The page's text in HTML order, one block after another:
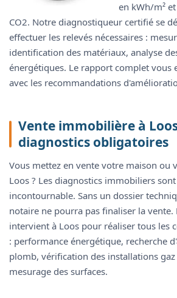
en kWh/m²
CO2. Notre diagnostiqueur certifié se
effectuer les relevés nécessaires :
identification des matériaux, analyse
énergétiques. Le rapport complet vous
avec les recommandations
Vente immobilière à
diagnostics obligatoires
Vous mettez en vente votre maison ou
Loos ? Les diagnostics immobiliers
incontournable. Sans un dossier
notaire ne pourra pas finaliser la vente.
intervient à Loos pour réaliser tous les
: performance énergétique, recherche
plomb, vérification des installations
mesurage des surfaces.